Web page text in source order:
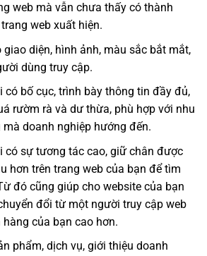
web mà vẫn chưa thấy có thành
web xuất hiện.
giao diện, hình ảnh, màu sắc bắt mắt,
dùng truy cập.
có bố cục, trình bày thông tin đầy đủ,
rườm rà và dư thừa, phù hợp với nhu
doanh nghiệp hướng đến.
có sự tương tác cao, giữ chân được
hơn trên trang web của bạn để tìm
đó cũng giúp cho website của bạn
đổi từ một người truy cập web
của bạn cao hơn.
phẩm, dịch vụ, giới thiệu doanh